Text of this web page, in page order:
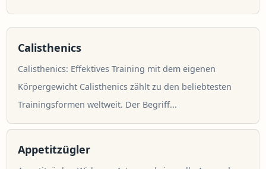
Calisthenics
Calisthenics: Effektives Training mit dem eigenen
Körpergewicht Calisthenics zählt zu den beliebtesten
Trainingsformen weltweit. Der Begriff...
Appetitzügler